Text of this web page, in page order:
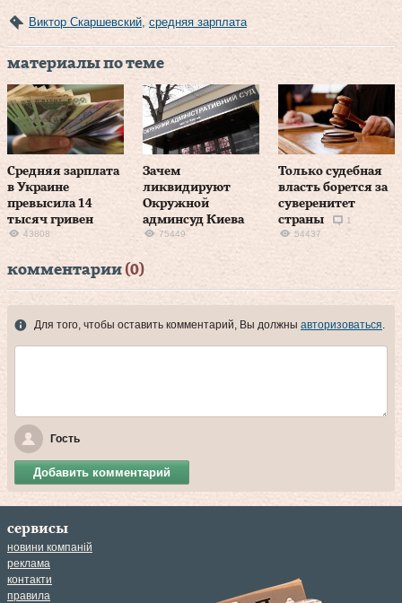
Виктор Скаршевский, средняя зарплата
материалы по теме
Средняя зарплата
в Украине
превысила 14
тысяч гривен
43808
Зачем
ликвидируют
Окружной
админсуд Киева
75449
Только судебная
власть борется за
суверенитет
страны
1
54437
комментарии (0)
Для того, чтобы оставить комментарий, Вы должны авторизоваться
Гость
Добавить комментарий
сервисы
новини компаній
реклама
контакти
правила